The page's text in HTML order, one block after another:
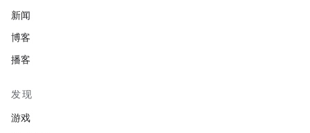
新闻
博客
播客
发现
游戏